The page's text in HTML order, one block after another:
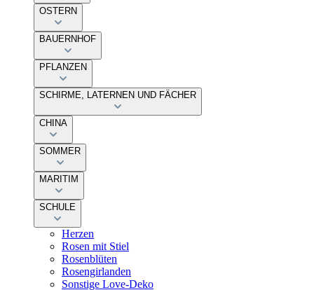
OSTERN
BAUERNHOF
PFLANZEN
SCHIRME, LATERNEN UND FÄCHER
CHINA
SOMMER
MARITIM
SCHULE
Herzen
Rosen mit Stiel
Rosenblüten
Rosengirlanden
Sonstige Love-Deko